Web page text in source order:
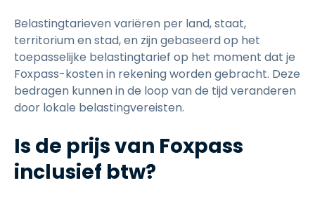
Belastingtarieven variëren per land, staat,
territorium en stad, en zijn gebaseerd op het
toepasselijke belastingtarief op het moment dat je
Foxpass-kosten in rekening worden gebracht. Deze
bedragen kunnen in de loop van de tijd veranderen
door lokale belastingvereisten.
Is de prijs van Foxpass
inclusief btw?